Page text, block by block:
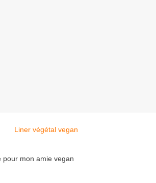
pour mon amie vegan